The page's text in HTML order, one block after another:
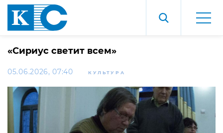
«Сириус светит всем»
05.06.2026, 07:40 КУЛЬТУРА